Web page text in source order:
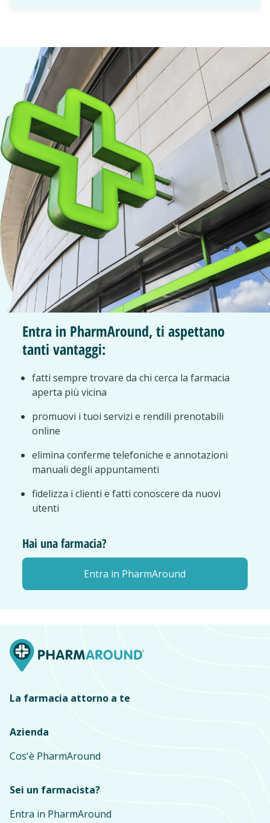
Entra in PharmAround, ti aspettano
tanti vantaggi:
fatti sempre trovare da chi cerca la farmacia
aperta più vicina
promuovi i tuoi servizi e rendili prenotabili
online
elimina conferme telefoniche e annotazioni
manuali degli appuntamenti
fidelizza i clienti e fatti conoscere da nuovi
utenti
Hai una farmacia?
Entra in PharmAround
La farmacia attorno a te
Azienda
Cos'è PharmAround
Sei un farmacista?
Entra in PharmAround